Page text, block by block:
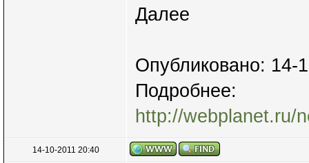
Далее
Опубликовано: 14-
Подробнее:
http://webplanet.ru/
14-10-2011 20:40